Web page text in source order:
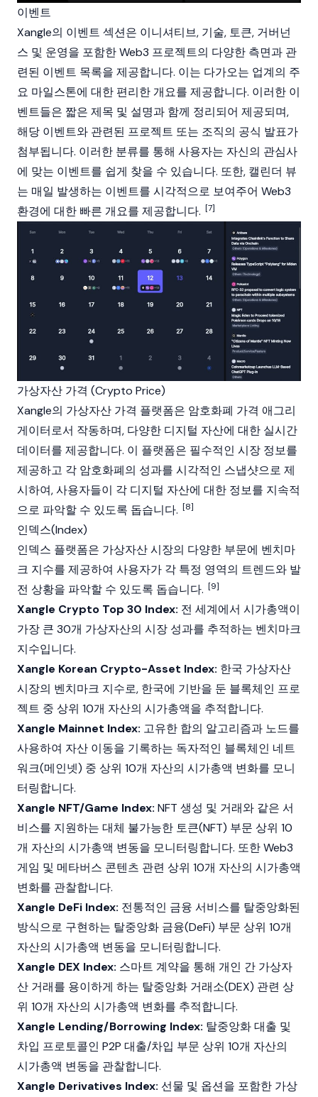
이벤트
Xangle의 이벤트 섹션은 이니셔티브, 기술, 토큰, 거버넌
스 및 운영을 포함한 Web3 프로젝트의 다양한 측면과 관
련된 이벤트 목록을 제공합니다. 이는 다가오는 업계의 주
요 마일스톤에 대한 편리한 개요를 제공합니다. 이러한 이
벤트들은 짧은 제목 및 설명과 함께 정리되어 제공되며,
해당 이벤트와 관련된 프로젝트 또는 조직의 공식 발표가
첨부됩니다. 이러한 분류를 통해 사용자는 자신의 관심사
에 맞는 이벤트를 쉽게 찾을 수 있습니다. 또한, 캘린더 뷰
는 매일 발생하는 이벤트를 시각적으로 보여주어 Web3
환경에 대한 빠른 개요를 제공합니다. [7]
가상자산 가격 (Crypto Price)
Xangle의 가상자산 가격 플랫폼은 암호화폐 가격 애그리
게이터로서 작동하며, 다양한 디지털 자산에 대한 실시간
데이터를 제공합니다. 이 플랫폼은 필수적인 시장 정보를
제공하고 각 암호화폐의 성과를 시각적인 스냅샷으로 제
시하여, 사용자들이 각 디지털 자산에 대한 정보를 지속적
으로 파악할 수 있도록 돕습니다. [8]
인덱스(Index)
인덱스 플랫폼은 가상자산 시장의 다양한 부문에 벤치마
크 지수를 제공하여 사용자가 각 특정 영역의 트렌드와 발
전 상황을 파악할 수 있도록 돕습니다. [9]
Xangle Crypto Top 30 Index: 전 세계에서 시가총액이
가장 큰 30개 가상자산의 시장 성과를 추적하는 벤치마크
지수입니다.
Xangle Korean Crypto-Asset Index: 한국 가상자산
시장의 벤치마크 지수로, 한국에 기반을 둔 블록체인 프로
젝트 중 상위 10개 자산의 시가총액을 추적합니다.
Xangle Mainnet Index: 고유한 합의 알고리즘과 노드를
사용하여 자산 이동을 기록하는 독자적인 블록체인 네트
워크(메인넷) 중 상위 10개 자산의 시가총액 변화를 모니
터링합니다.
Xangle NFT/Game Index: NFT 생성 및 거래와 같은 서
비스를 지원하는 대체 불가능한 토큰(NFT) 부문 상위 10
개 자산의 시가총액 변동을 모니터링합니다. 또한 Web3
게임 및 메타버스 콘텐츠 관련 상위 10개 자산의 시가총액
변화를 관찰합니다.
Xangle DeFi Index: 전통적인 금융 서비스를 탈중앙화된
방식으로 구현하는 탈중앙화 금융(DeFi) 부문 상위 10개
자산의 시가총액 변동을 모니터링합니다.
Xangle DEX Index: 스마트 계약을 통해 개인 간 가상자
산 거래를 용이하게 하는 탈중앙화 거래소(DEX) 관련 상
위 10개 자산의 시가총액 변화를 추적합니다.
Xangle Lending/Borrowing Index: 탈중앙화 대출 및
차입 프로토콜인 P2P 대출/차입 부문 상위 10개 자산의
시가총액 변동을 관찰합니다.
Xangle Derivatives Index: 선물 및 옵션을 포함한 가상